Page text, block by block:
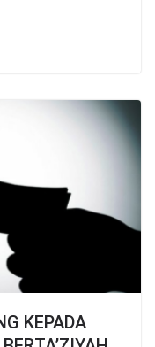
KEPADA